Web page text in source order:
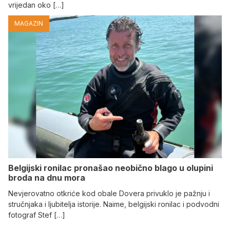
vrijedan oko […]
MAGAZIN
Belgijski ronilac pronašao neobično blago u olupini
broda na dnu mora
Nevjerovatno otkriće kod obale Dovera privuklo je pažnju i
stručnjaka i ljubitelja istorije. Naime, belgijski ronilac i podvodni
fotograf Stef […]